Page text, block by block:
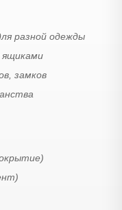
разной одежды
ящиками
замков